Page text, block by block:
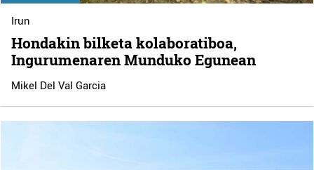
Irun
Hondakin bilketa kolaboratiboa,
Ingurumenaren Munduko Egunean
Mikel Del Val Garcia